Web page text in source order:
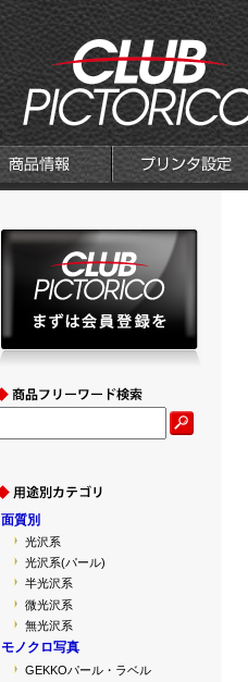
面質別
光沢系
光沢系(パール)
半光沢系
微光沢系
無光沢系
モノクロ写真
GEKKOパール・ラベル